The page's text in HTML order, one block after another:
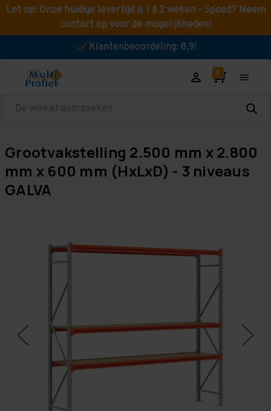
Let op: Onze huidige levertijd is 1 á 2 weken - Spoed? Neem
contact op voor de mogelijkheden!
Klantenbeoordeling: 8,9!
Zoeken
Grootvakstelling 2.500 mm x 2.800
mm x 600 mm (HxLxD) - 3 niveaus
GALVA